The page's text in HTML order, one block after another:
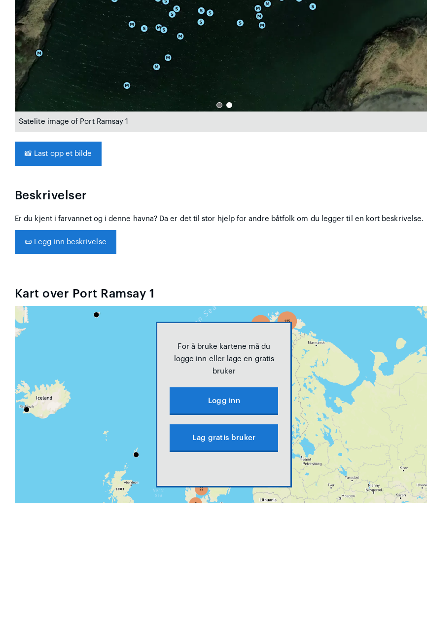
Satelite image of Port Ramsay 1
📸 Last opp et bilde
Beskrivelser
Er du kjent i farvannet og i denne havna? Da er det til stor hjelp for andre båtfolk om du legger til en kort beskrivelse.
📜 Legg inn beskrivelse
Kart over Port Ramsay 1
For å bruke kartene må du
logge inn eller lage en gratis
bruker
Logg inn
Lag gratis bruker